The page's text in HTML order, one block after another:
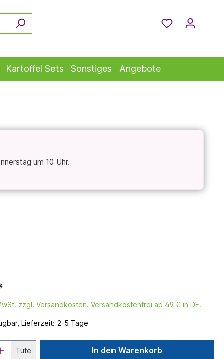
Kartoffel Sets Sonstiges Angebote
um 10 Uhr.
zzgl. Versandkosten. Versandkostenfrei ab 49 € in DE.
Lieferzeit: 2-5 Tage
Tüte In den Warenkorb